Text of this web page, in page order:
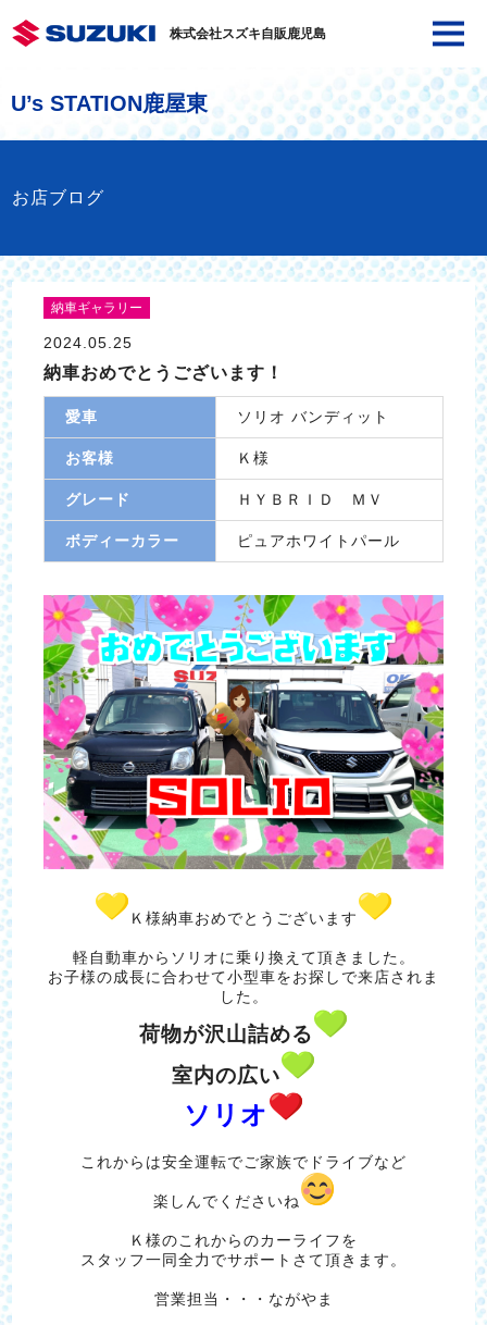
株式会社スズキ自販鹿児島
U’s STATION鹿屋東
お店ブログ
納車ギャラリー
2024.05.25
納車おめでとうございます！
愛車 ソリオ バンディット
お客様 Ｋ様
グレード ＨＹＢＲＩＤ ＭＶ
ボディーカラー ピュアホワイトパール
Ｋ様納車おめでとうございます
軽自動車からソリオに乗り換えて頂きました。
お子様の成長に合わせて小型車をお探しで来店されま
した。
荷物が沢山詰める
室内の広い
ソリオ
これからは安全運転でご家族でドライブなど
楽しんでくださいね
Ｋ様のこれからのカーライフを
スタッフ一同全力でサポートさて頂きます。
営業担当・・・ながやま